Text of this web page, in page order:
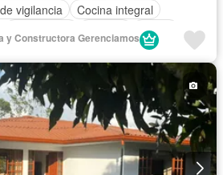
vigilancia
Cocina integral
Jardín
Terraza
y Constructora Gerenciamos